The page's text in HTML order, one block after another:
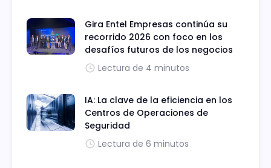
Gira Entel Empresas continúa su
recorrido 2026 con foco en los
desafíos futuros de los negocios
Lectura de 4 minutos
IA: La clave de la eficiencia en los
Centros de Operaciones de
Seguridad
Lectura de 6 minutos